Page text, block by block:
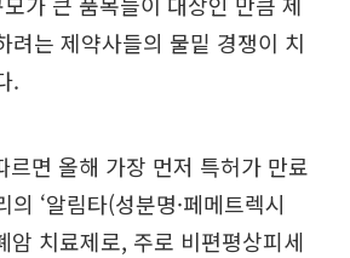
려는 제약사들의 물밑 경쟁이 치
.
르면 올해 가장 먼저 특허가 만료
‘알림타(성분명·페메트렉시
암 치료제로, 주로 비편평상피세